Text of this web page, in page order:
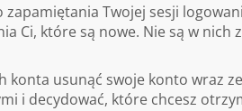
zapamiętania Twojej sesji
Ci, które są nowe. Nie są w
konta usunąć swoje konto wraz
i decydować, które chcesz